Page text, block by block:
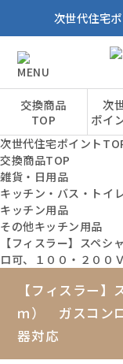
次世代住宅
交換商品
TOP
次
ポイ
次世代住宅ポイント
交換商品TOP
雑貨・日用品
キッチン・バス・トイ
キッチン用品
その他キッチン用品
【フィスラー】スペ
ロ可、１００・２００
【フィスラー
ｍ） ガスコン
器対応